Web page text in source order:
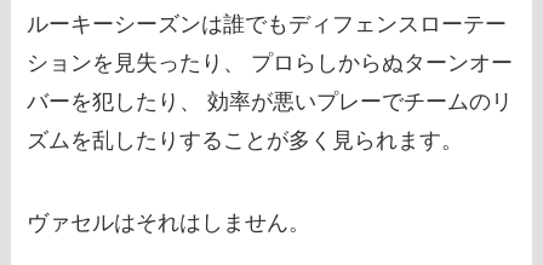
ルーキーシーズンは誰でもディフェンスローテー
ションを見失ったり、 プロらしからぬターンオー
バーを犯したり、 効率が悪いプレーでチームのリ
ズムを乱したりすることが多く見られます。
ヴァセルはそれはしません。